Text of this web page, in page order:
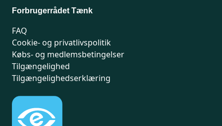
Forbrugerrådet Tænk
FAQ
Cookie- og privatlivspolitik
Købs- og medlemsbetingelser
Tilgængelighed
Tilgængelighedserklæring